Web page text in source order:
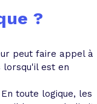
?
peut faire appel à
lorsqu'il est en
toute logique, les